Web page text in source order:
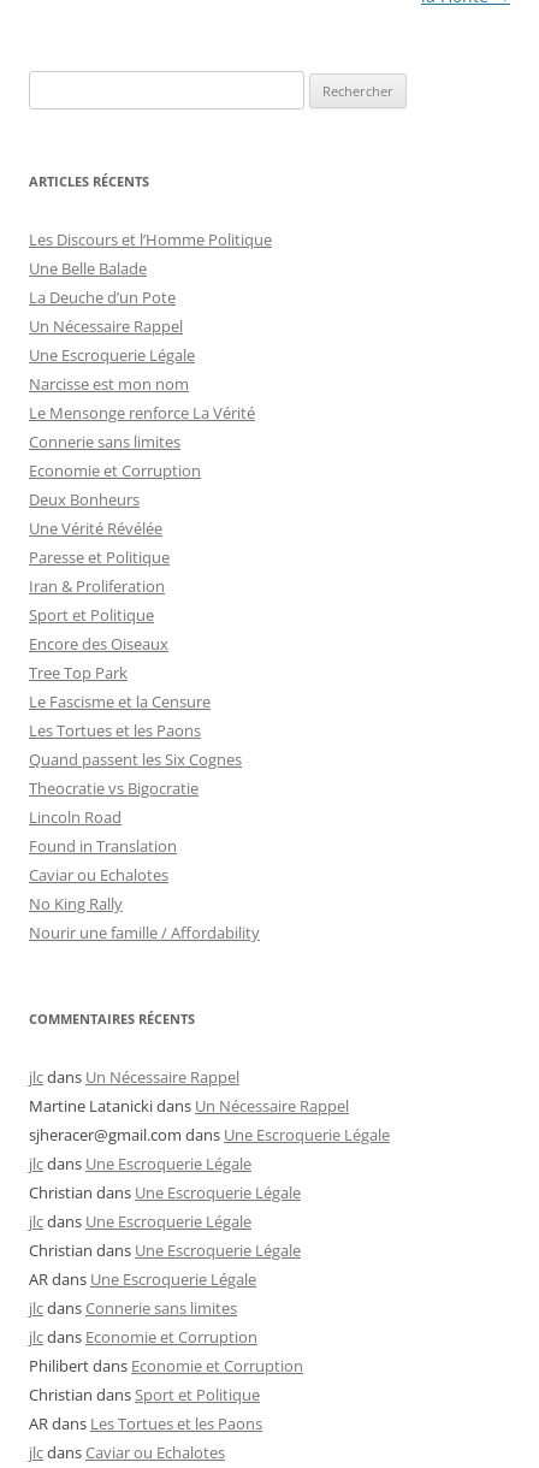
e
h
r
c
h
e
r
:
ARTICLES RÉCENTS
Les Discours et l’Homme Politique
Une Belle Balade
La Deuche d’un Pote
Un Nécessaire Rappel
Une Escroquerie Légale
Narcisse est mon nom
Le Mensonge renforce La Vérité
Connerie sans limites
Economie et Corruption
Deux Bonheurs
Une Vérité Révélée
Paresse et Politique
Iran & Proliferation
Sport et Politique
Encore des Oiseaux
Tree Top Park
Le Fascisme et la Censure
Les Tortues et les Paons
Quand passent les Six Cognes
Theocratie vs Bigocratie
Lincoln Road
Found in Translation
Caviar ou Echalotes
No King Rally
Nourir une famille / Affordability
COMMENTAIRES RÉCENTS
jlcdans Un Nécessaire Rappel
Martine Latanickidans Un Nécessaire Rappel
sjheracer@gmail.com dans Une Escroquerie Légale
jlcdans Une Escroquerie Légale
Christian dans Une Escroquerie Légale
jlcdans Une Escroquerie Légale
Christian dans Une Escroquerie Légale
ARdans Une Escroquerie Légale
jlcdansConnerie sans limites
jlcdans Economie et Corruption
Philibertdans Economie et Corruption
Christian dansSport et Politique
ARdans Les Tortues et les Paons
jlcdansCaviar ou Echalotes